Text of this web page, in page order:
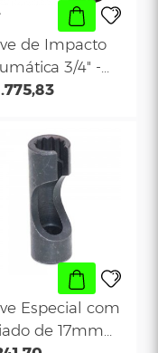
SIGMA
Chave de
Pneumática 3/
Twin Hammer
-132KGF- Sigma
MTX 0542
R$ 1.775,83